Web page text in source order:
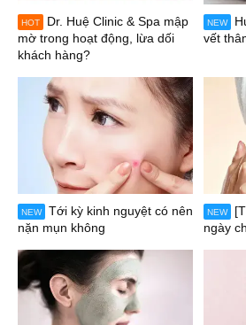
HOT
Dr. Huệ Clinic & Spa mập
mờ trong hoạt động, lừa dối
khách hàng?
NEW
vết
NEW
Tới kỳ kinh nguyệt có nên
nặn mụn không
NEW
ngày